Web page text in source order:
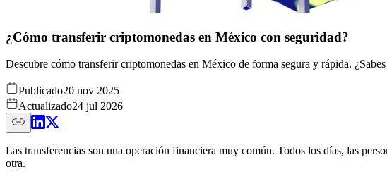
¿Cómo transferir criptomonedas en México con seguridad?
Descubre cómo transferir criptomonedas en México de forma segura y rápida.
Publicado20 nov 2025
Actualizado24 jul 2026
Las transferencias son una operación financiera muy común. Todos los días, las
otra.